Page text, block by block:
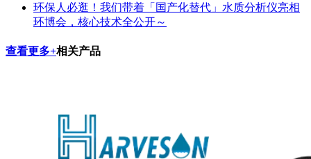
环保人必逛！我们带着「国产化替代」水质分析仪亮相
环博会，核心技术全公开～
查看更多+相关产品